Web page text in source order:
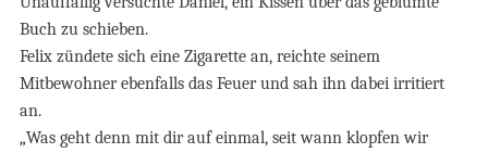
Buch zu schieben.
Felix zündete sich eine Zigarette an, reichte seinem
Mitbewohner ebenfalls das Feuer und sah ihn dabei irritiert
an.
„Was geht denn mit dir auf einmal, seit wann klopfen wir